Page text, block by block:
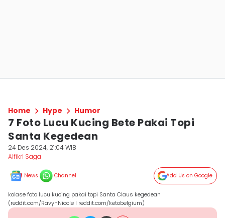
Home Hype Humor
7 Foto Lucu Kucing Bete Pakai Topi
Santa Kegedean
24 Des 2024, 21:04 WIB
Alfikri Saga
News Channel Add Us on Google
kolase foto lucu kucing pakai topi Santa Claus kegedean
(reddit.com/RavynNicole I reddit.com/ketobelgium)